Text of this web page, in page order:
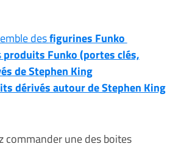
desfigurines Funko
produits Funko (portes clés,
de Stephen King
dérivés autour de Stephen King
commander une des boites